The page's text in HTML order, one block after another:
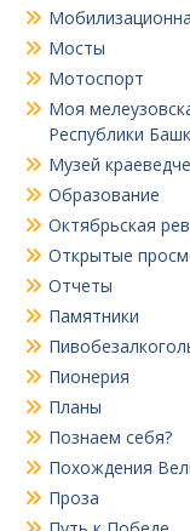
Мосты
Мотоспорт
Моя
Республики
Музей
Образование
Октябрьская
Открытые
Отчеты
Памятники
Пионерия
Планы
Познаем себя?
Похождения
Проза